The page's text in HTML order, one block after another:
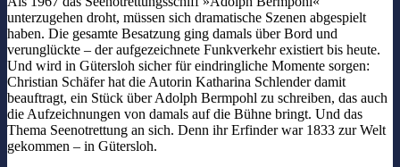
unterzugehen droht, müssen sich dramatische Szenen abgespielt
haben. Die gesamte Besatzung ging damals über Bord und
verunglückte – der aufgezeichnete Funkverkehr existiert bis heute.
Und wird in Gütersloh sicher für eindringliche Momente sorgen:
Christian Schäfer hat die Autorin Katharina Schlender damit
beauftragt, ein Stück über Adolph Bermpohl zu schreiben, das auch
die Aufzeichnungen von damals auf die Bühne bringt. Und das
Thema Seenotrettung an sich. Denn ihr Erfinder war 1833 zur Welt
gekommen – in Gütersloh.